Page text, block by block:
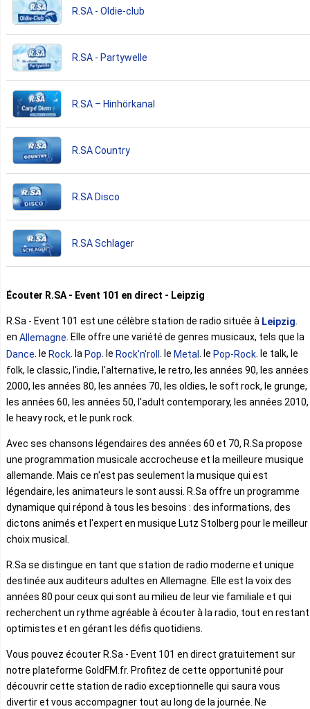
R.SA - Oldie-club
R.SA - Partywelle
R.SA – Hinhörkanal
R.SA Country
R.SA Disco
R.SA Schlager
Écouter R.SA - Event 101 en direct - Leipzig
R.Sa - Event 101 est une célèbre station de radio située à Leipzig
en Allemagne. Elle offre une variété de genres musicaux, tels que la
Dance . le Rock . la Pop . le Rock'n'roll . le Metal . le Pop-Rock . le talk, le
folk, le classic, l'indie, l'alternative, le retro, les années 90, les années
2000, les années 80, les années 70, les oldies, le soft rock, le grunge,
les années 60, les années 50, l'adult contemporary, les années 2010,
le heavy rock, et le punk rock.
Avec ses chansons légendaires des années 60 et 70, R.Sa propose
une programmation musicale accrocheuse et la meilleure musique
allemande. Mais ce n'est pas seulement la musique qui est
légendaire, les animateurs le sont aussi. R.Sa offre un programme
dynamique qui répond à tous les besoins : des informations, des
dictons animés et l'expert en musique Lutz Stolberg pour le meilleur
choix musical.
R.Sa se distingue en tant que station de radio moderne et unique
destinée aux auditeurs adultes en Allemagne. Elle est la voix des
années 80 pour ceux qui sont au milieu de leur vie familiale et qui
recherchent un rythme agréable à écouter à la radio, tout en restant
optimistes et en gérant les défis quotidiens.
Vous pouvez écouter R.Sa - Event 101 en direct gratuitement sur
notre plateforme GoldFM.fr. Profitez de cette opportunité pour
découvrir cette station de radio exceptionnelle qui saura vous
divertir et vous accompagner tout au long de la journée. Ne